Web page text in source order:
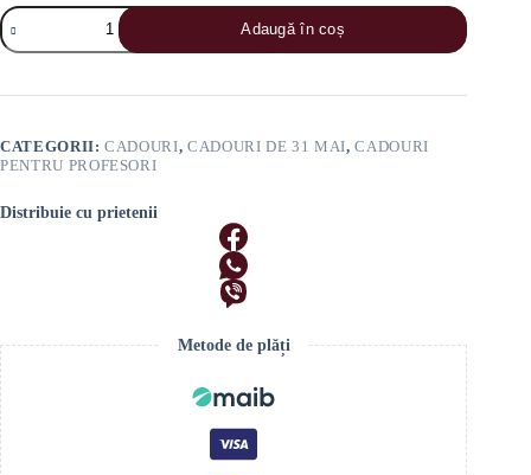
Cantitate
Set
Cadou
Moft
Adaugă în coș
CATEGORII:CADOURI,CADOURI DE 31 MAI,CADOURI
PENTRU PROFESORI
Distribuie cu prietenii
Metode de plăți